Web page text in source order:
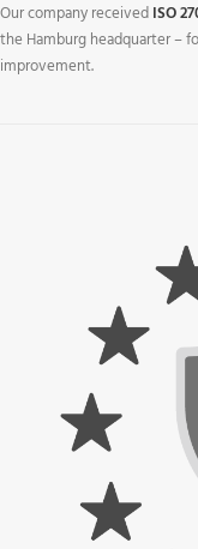
Our company receivedISO
the Hamburg headquarter –
improvement.